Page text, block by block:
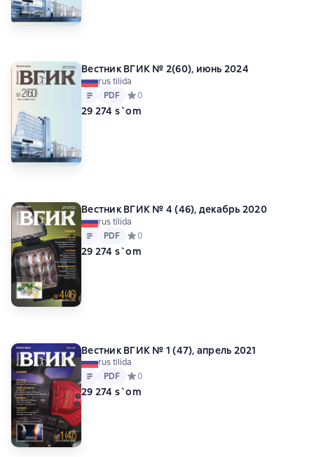
Вестник ВГИК № 2(60), июнь 2024
rus tilida
Matn
PDF
PDF Средний рейтинг 0 на основе 0 оценок
0
29 274 s`om
Вестник ВГИК № 4 (46), декабрь 2020
rus tilida
Matn
PDF
PDF Средний рейтинг 0 на основе 0 оценок
0
29 274 s`om
Вестник ВГИК № 1 (47), апрель 2021
rus tilida
Matn
PDF
PDF Средний рейтинг 0 на основе 0 оценок
0
29 274 s`om